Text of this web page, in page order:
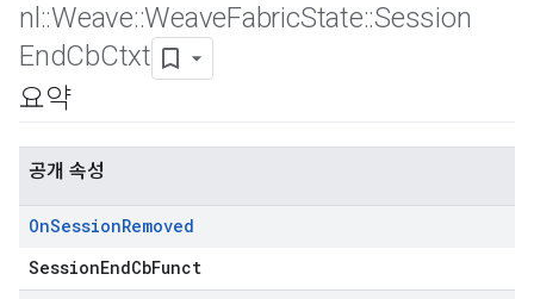
nl ::Weave::WeaveFabricState::Session
EndCbCtxt
요약
공개 속성
OnSessionRemoved
SessionEndCbFunct